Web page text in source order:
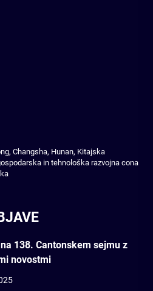
Changsha, Hunan, Kitajska
in tehnološka razvojna cona
138. Cantonskem sejmu z
novostmi